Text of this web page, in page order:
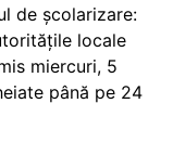
de școlarizare:
locale
miercuri, 5
până pe 24